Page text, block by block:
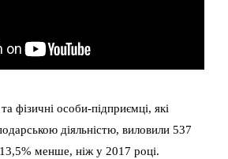
фізичні особи-підприємці, які
діяльністю, виловили 537
менше, ніж у 2017 році.